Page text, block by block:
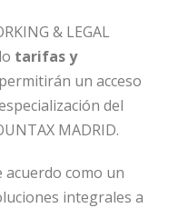
& LEGAL
tarifas y
un acceso
del
MADRID.
acuerdo como un
integrales a